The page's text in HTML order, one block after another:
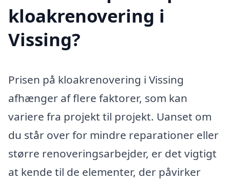
kloakrenovering i
Vissing?
Prisen på kloakrenovering i Vissing
afhænger af flere faktorer, som kan
variere fra projekt til projekt. Uanset om
du står over for mindre reparationer eller
større renoveringsarbejder, er det vigtigt
at kende til de elementer, der påvirker